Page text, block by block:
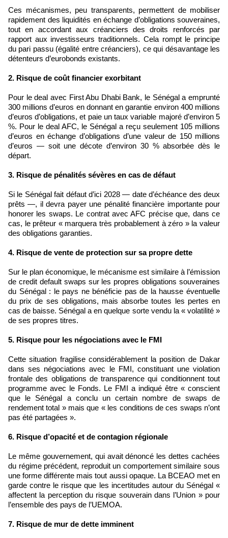
Ces mécanismes, peu transparents, permettent de mobiliser
rapidement des liquidités en échange d’obligations souveraines,
tout en accordant aux créanciers des droits renforcés par
rapport aux investisseurs traditionnels. Cela rompt le principe
du pari passu (égalité entre créanciers), ce qui désavantage les
détenteurs d’eurobonds existants.
2. Risque de coût financier exorbitant
Pour le deal avec First Abu Dhabi Bank, le Sénégal a emprunté
300 millions d’euros en donnant en garantie environ 400 millions
d’euros d’obligations, et paie un taux variable majoré d’environ 5
%. Pour le deal AFC, le Sénégal a reçu seulement 105 millions
d’euros en échange d’obligations d’une valeur de 150 millions
d’euros — soit une décote d’environ 30 % absorbée dès le
départ.
3. Risque de pénalités sévères en cas de défaut
Si le Sénégal fait défaut d’ici 2028 — date d’échéance des deux
prêts —, il devra payer une pénalité financière importante pour
honorer les swaps. Le contrat avec AFC précise que, dans ce
cas, le prêteur « marquera très probablement à zéro » la valeur
des obligations garanties.
4. Risque de vente de protection sur sa propre dette
Sur le plan économique, le mécanisme est similaire à l’émission
de credit default swaps sur les propres obligations souveraines
du Sénégal : le pays ne bénéficie pas de la hausse éventuelle
du prix de ses obligations, mais absorbe toutes les pertes en
cas de baisse. Sénégal a en quelque sorte vendu la « volatilité »
de ses propres titres.
5. Risque pour les négociations avec le FMI
Cette situation fragilise considérablement la position de Dakar
dans ses négociations avec le FMI, constituant une violation
frontale des obligations de transparence qui conditionnent tout
programme avec le Fonds. Le FMI a indiqué être « conscient
que le Sénégal a conclu un certain nombre de swaps de
rendement total » mais que « les conditions de ces swaps n’ont
pas été partagées ».
6. Risque d’opacité et de contagion régionale
Le même gouvernement, qui avait dénoncé les dettes cachées
du régime précédent, reproduit un comportement similaire sous
une forme différente mais tout aussi opaque. La BCEAO met en
garde contre le risque que les incertitudes autour du Sénégal «
affectent la perception du risque souverain dans l’Union » pour
l’ensemble des pays de l’UEMOA.
7. Risque de mur de dette imminent